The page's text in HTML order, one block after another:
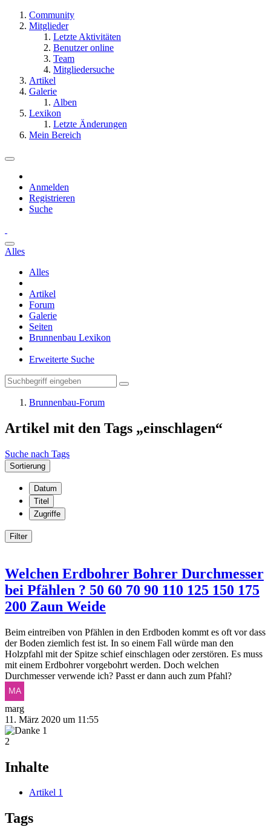
Community
Mitglieder
Letzte Aktivitäten
Benutzer online
Team
Mitgliedersuche
Artikel
Galerie
Alben
Lexikon
Letzte Änderungen
Mein Bereich
Anmelden
Registrieren
Suche
Alles
Alles
Artikel
Forum
Galerie
Seiten
Brunnenbau Lexikon
Erweiterte Suche
Brunnenbau-Forum
Artikel mit den Tags „einschlagen“
Suche nach Tags
Sortierung
Datum
Titel
Zugriffe
Filter
Welchen Erdbohrer Bohrer Durchmesser
bei Pfählen ? 50 60 70 90 110 125 150 175
200 Zaun Weide
Beim eintreiben von Pfählen in den Erdboden kommt es oft vor dass
der Boden ziemlich fest ist. In so einem Fall würde man den
Holzpfahl mit der Spitze schief einschlagen oder zerstören. Es muss
mit einem Erdbohrer vorgebohrt werden. Doch welchen
Durchmesser verwende ich? Passt er dann auch zum Pfahl?
marg
11. März 2020 um 11:55
1
2
Inhalte
Artikel 1
Tags